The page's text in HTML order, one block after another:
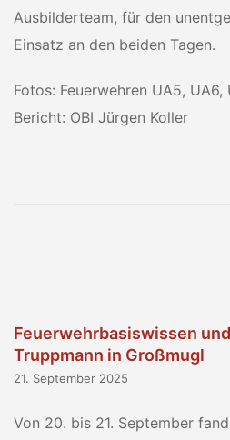
Ausbilderteam, für den
Einsatz an den beiden Tagen.
Fotos: Feuerwehren UA5, UA6,
Bericht: OBI Jürgen Koller
Feuerwehrbasiswissen
Truppmann in Großmugl
21. September 2025
Von 20. bis 21. September